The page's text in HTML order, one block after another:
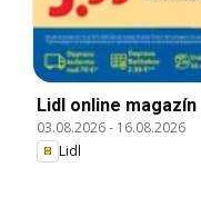
Lidl online magazín
03.08.2026- 16.08.2026
Lidl